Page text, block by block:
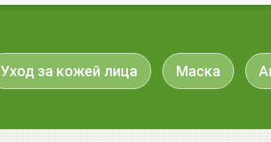
Уход за кожей лица Маска